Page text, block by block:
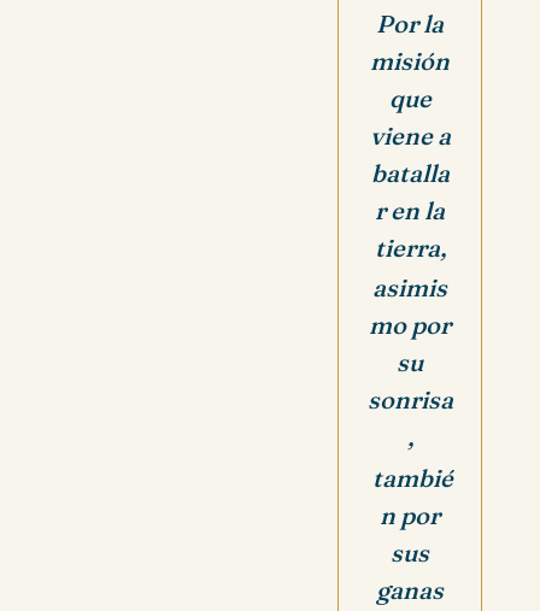
Por la
misión
que
viene a
batalla
r en la
tierra,
asimis
mo por
su
sonrisa
,
tambié
n por
sus
ganas